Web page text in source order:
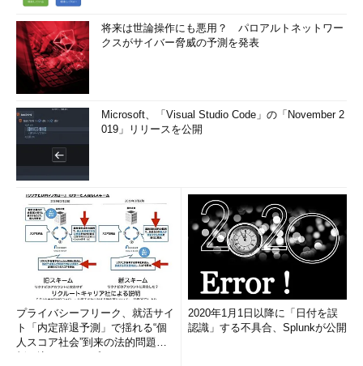
将来は世論操作にも悪用？ パロアルトネットワー
クスがサイバー脅威の予測を発表
Microsoft、「Visual Studio Code」の「November 2
019」リリースを公開
プライバシーフリーク、就活サイ
ト「内定辞退予測」で揺れる“個
人スコア社会”到来の法的問題に
2020年1月1日以降に「日付を誤
認識」する不具合、Splunkが公開